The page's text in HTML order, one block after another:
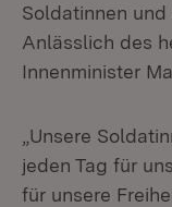
Soldatinnen
Anlässlich des
Innenminister
„Unsere
jeden Tag für
für unsere